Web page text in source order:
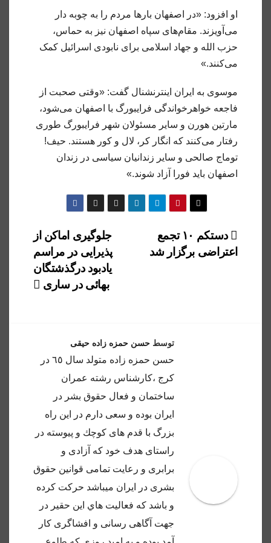
او افزود: «در اصفهان بارها مردم را به چوبه دار
می‌آویزند. مقام‌های سپاه اصفهان نیز به حماس،
حزب الله و جهاد اسلامی برای نابودی اسرائیل کمک
می‌کنند.»
موسوی به ایران اینترنشنال گفت: «وقتی صحبت از
فاجعه خواهرخواندگی فرایبورگ با اصفهان می‌شود،
مارتین هورن و سایر مسئولان شهر فرایبورگ طوری
رفتار می‌کنند که انگار کر، لال و کور هستند. حیف!
توماج صالحی و سایر زندانیان سیاسی در زندان
اصفهان باید فورا آزاد شوند.»
راهبری
نوشته
جلوگیری اماکن از
پذیرایی در مراسم
یادبود درگذشتگان
بهائی در ساری
دستکم ۱۰ تجمع
اعتراضی برگزار شد
توسط حسن حمزه زاده حیقی
حسن حمزه زاده متولد سال ٦٥ در
كرج ،كارشناس رشته عمران
ساختمان و فعال حقوق بشر در
ايران بوده و سعى دارم در اين راه
بزرگ با قدم هاى كوچك و پيوسته در
راستاى هدف خود كه آزادى و
برابرى و رعايت تمامى قوانين حقوق
بشرى در ايران ميباشد حركت كرده
و باشد كه فعاليت هاي اين حقير در
جهت آگاهى رسانى و افشاگرى كار